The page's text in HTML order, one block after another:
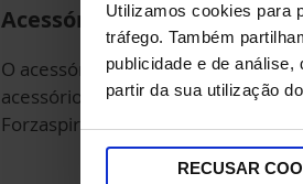
Utilizamos cookies para
tráfego. Também
publicidade e de
partir da sua utilização
RECUSAR
Acessório-original.
O acessório faz parte da gama de
acessórios originais especificos
Forzaspira.